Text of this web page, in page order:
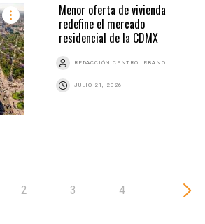
Menor oferta de vivienda
redefine el mercado
residencial de la CDMX
REDACCIÓN CENTRO URBANO
JULIO 21, 2026
2 3 4